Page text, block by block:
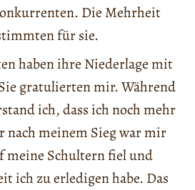
Die Mehrheit
für sie.
haben ihre Niederlage mit
gratulierten mir. Während
ich, dass ich noch mehr
nach meinem Sieg war mir
meine Schultern fiel und
ich zu erledigen habe. Das